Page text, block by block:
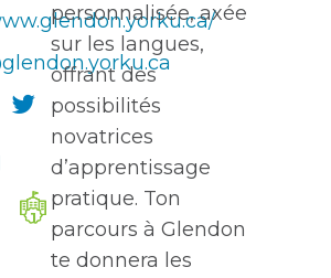
1
personnalisée, axée
sur les langues,
offrant des
possibilités
novatrices
d’apprentissage
pratique. Ton
parcours à Glendon
te donnera les